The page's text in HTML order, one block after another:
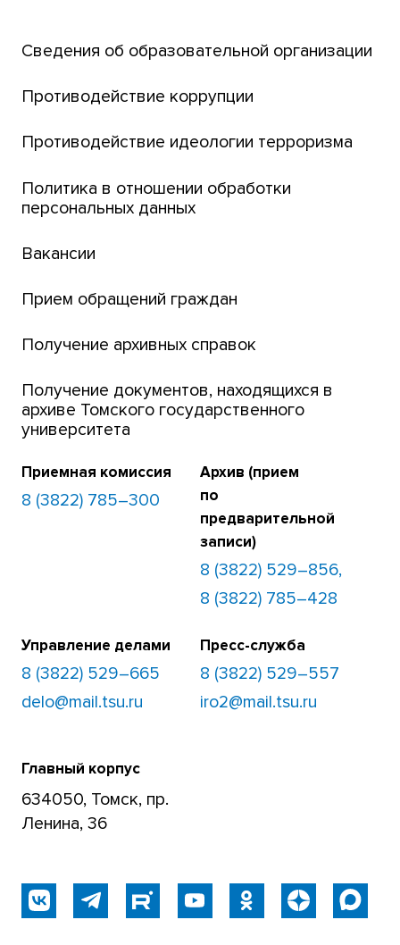
Парк социогуманитарных технологий ТГУ
Английский для всех
ТГУ
Интернет-лицей
Открытые онлайн-курсы (MOOCs)
Платежи онлайн
Банк инициатив по развитию университета
Сведения об образовательной организации
Противодействие коррупции
Противодействие идеологии терроризма
Политика в отношении обработки
персональных данных
Вакансии
Прием обращений граждан
Получение архивных справок
Получение документов, находящихся в
архиве Томского государственного
университета
Приемная комиссия
8 (3822) 785–300
Архив (прием
по
предварительной
записи)
8 (3822) 529–856,
8 (3822) 785–428
Управление делами
8 (3822) 529–665
delo@mail.tsu.ru
Пресс-служба
8 (3822) 529–557
iro2@mail.tsu.ru
Главный корпус
634050, Томск, пр.
Ленина, 36